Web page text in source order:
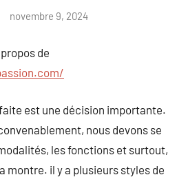
novembre 9, 2024
de
est une décision importante.
nous devons se
les fonctions et surtout,
montre. il y a plusieurs styles de